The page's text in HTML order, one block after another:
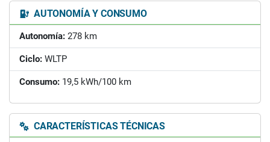
AUTONOMÍA Y CONSUMO
Autonomía: 278 km
Ciclo: WLTP
Consumo: 19,5 kWh/100 km
CARACTERÍSTICAS TÉCNICAS